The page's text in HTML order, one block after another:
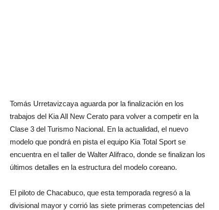
Tomás Urretavizcaya aguarda por la finalización en los
trabajos del Kia All New Cerato para volver a competir en la
Clase 3 del Turismo Nacional. En la actualidad, el nuevo
modelo que pondrá en pista el equipo Kia Total Sport se
encuentra en el taller de Walter Alifraco, donde se finalizan los
últimos detalles en la estructura del modelo coreano.
El piloto de Chacabuco, que esta temporada regresó a la
divisional mayor y corrió las siete primeras competencias del